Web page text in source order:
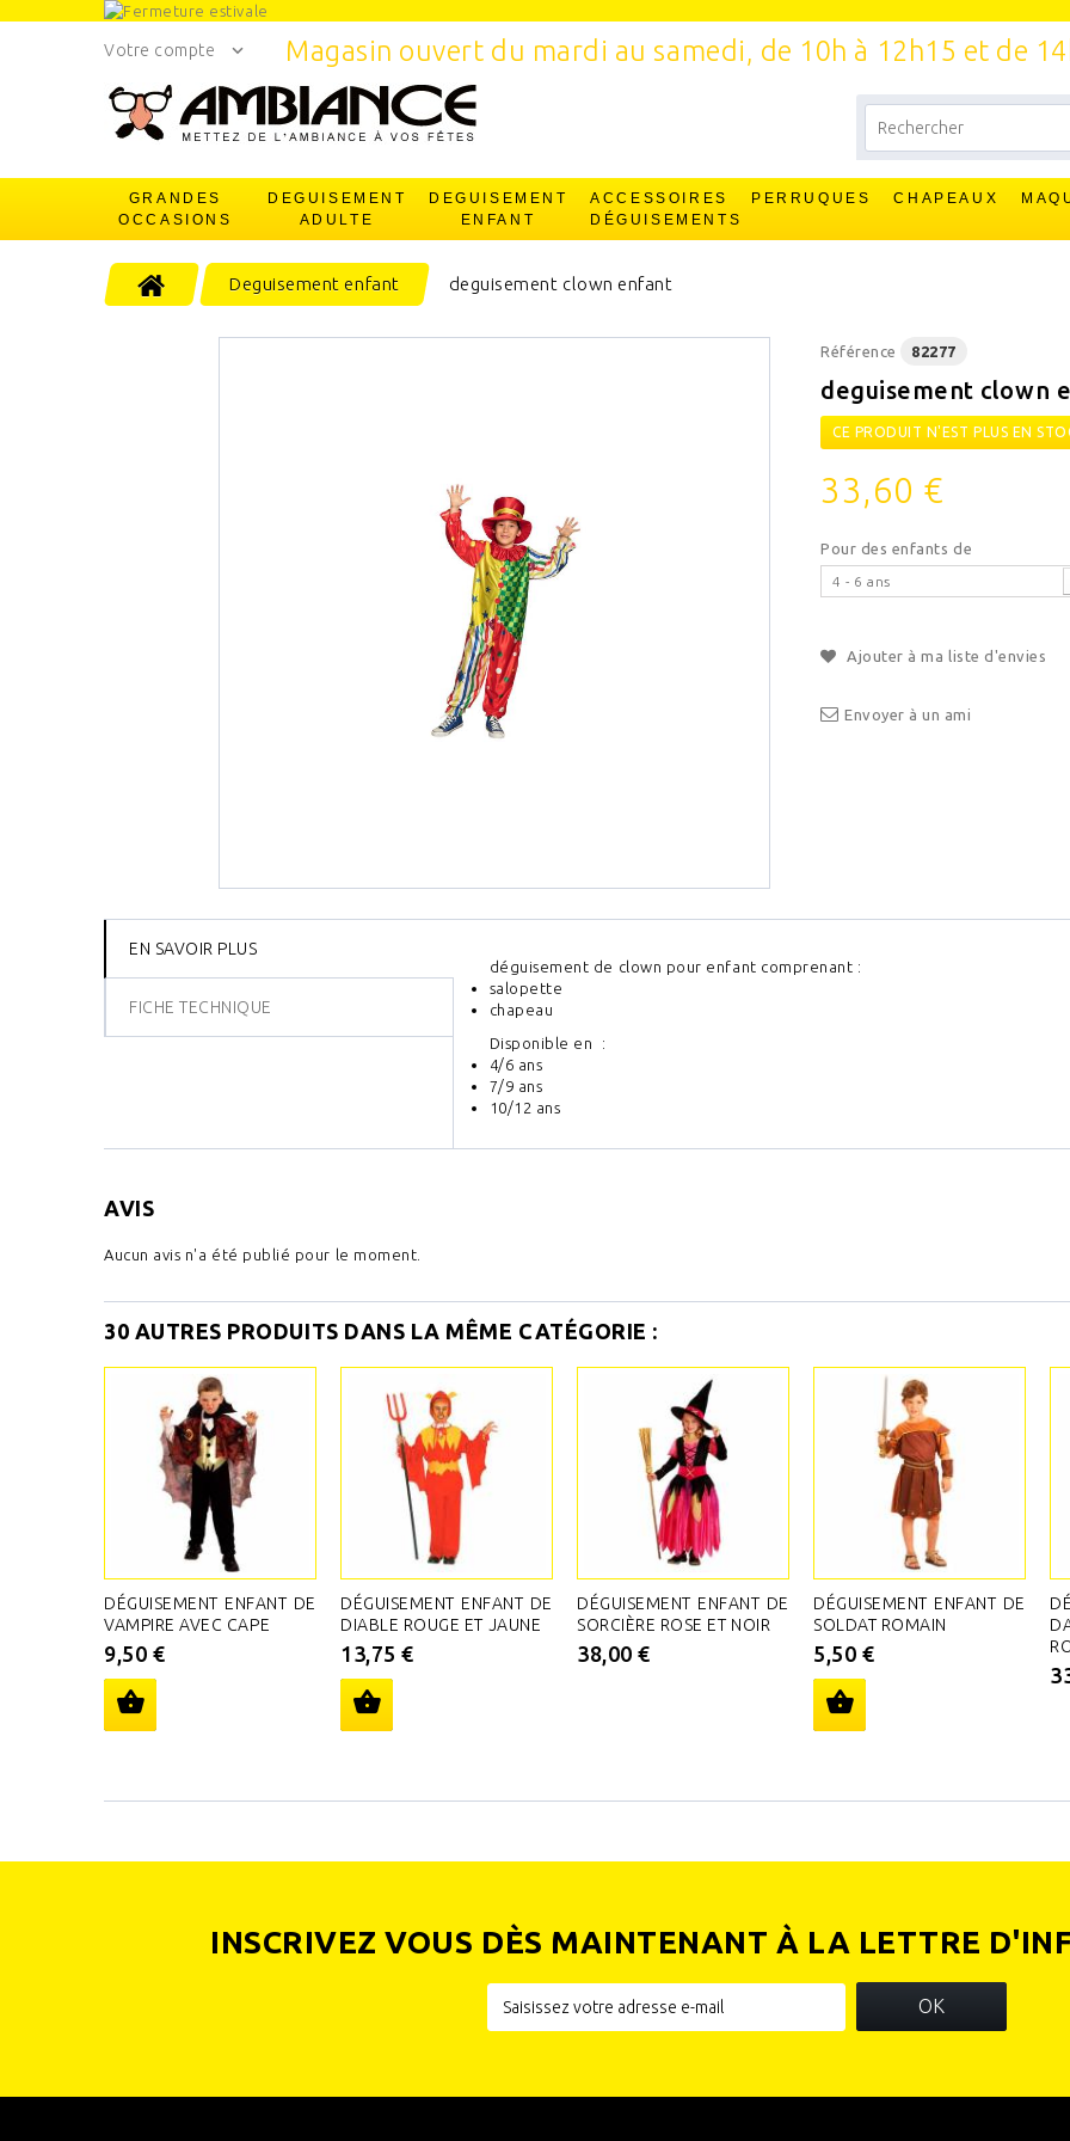
Votre compte Magasin ouvert du mardi au samedi, de 10h à 12h15 et de
GRANDES
OCCASIONS
DEGUISEMENT
ADULTE
DEGUISEMENT
ENFANT
ACCESSOIRES
DÉGUISEMENTS
PERRUQUES CHAPEAUX
Deguisement enfant deguisement clown enfant
Référence 82277
deguisement clown
CE PRODUIT N'EST PLUS EN
33,60 €
Pour des enfants de
4 - 6 ans
Ajouter à ma liste d'envies
Envoyer à un ami
EN SAVOIR PLUS
FICHE TECHNIQUE
déguisement de clown pour enfant comprenant :
salopette
chapeau
Disponible en :
4/6 ans
7/9 ans
10/12 ans
AVIS
Aucun avis n'a été publié pour le moment.
30 AUTRES PRODUITS DANS LA MÊME CATÉGORIE :
DÉGUISEMENT ENFANT DE
VAMPIRE AVEC CAPE
9,50 €
DÉGUISEMENT ENFANT DE
DIABLE ROUGE ET JAUNE
13,75 €
DÉGUISEMENT ENFANT DE
SORCIÈRE ROSE ET NOIR
38,00 €
DÉGUISEMENT ENFANT DE
SOLDAT ROMAIN
5,50 €
INSCRIVEZ VOUS DÈS MAINTENANT À LA LETTRE
OK